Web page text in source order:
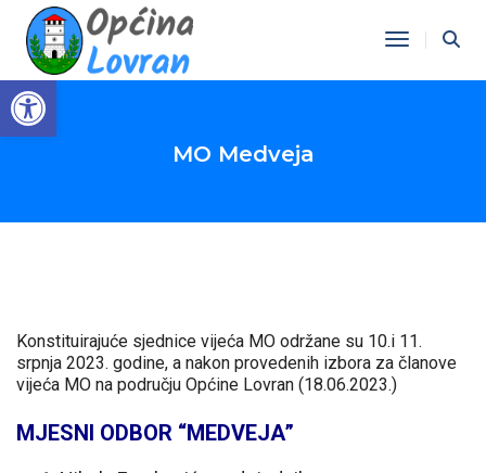
Open toolbar
Toggle
MO Medveja
Konstituirajuće sjednice vijeća MO održane su 10.i 11.
srpnja 2023. godine, a nakon provedenih izbora za članove
vijeća MO na području Općine Lovran (18.06.2023.)
MJESNI ODBOR “MEDVEJA”